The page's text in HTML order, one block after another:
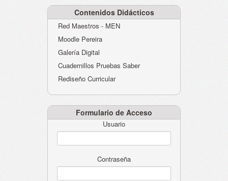
Contenidos Didácticos
Red Maestros - MEN
Moodle Pereira
Galería Digital
Cuadernillos Pruebas Saber
Rediseño Curricular
Formulario de Acceso
Usuario
Contraseña